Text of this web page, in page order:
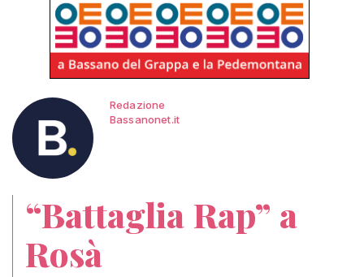
Redazione
Bassanonet.it
“Battaglia Rap” a
Rosà